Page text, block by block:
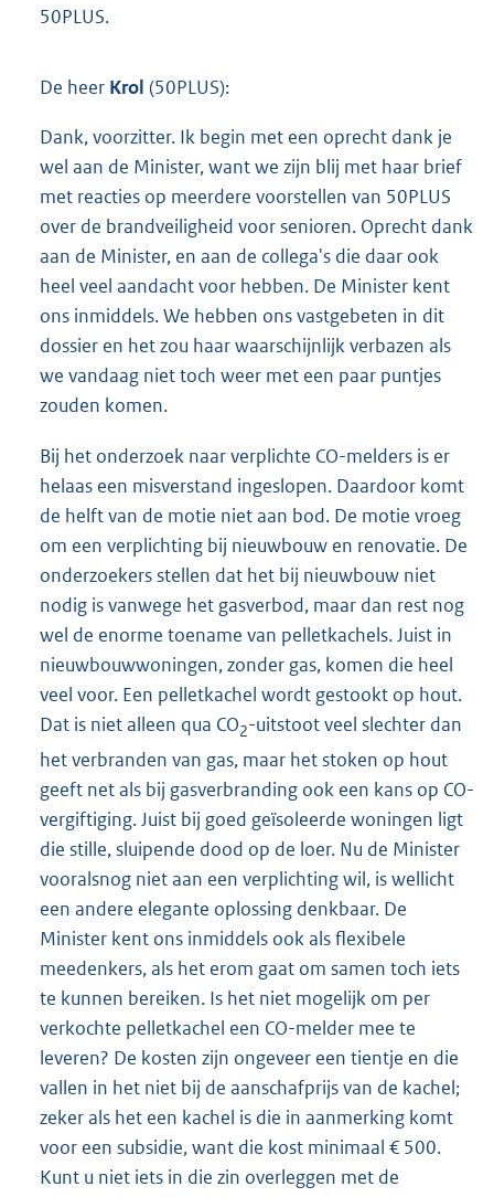
50PLUS.
De heer Krol (50PLUS):
Dank, voorzitter. Ik begin met een oprecht dank je
wel aan de Minister, want we zijn blij met haar brief
met reacties op meerdere voorstellen van 50PLUS
over de brandveiligheid voor senioren. Oprecht dank
aan de Minister, en aan de collega's die daar ook
heel veel aandacht voor hebben. De Minister kent
ons inmiddels. We hebben ons vastgebeten in dit
dossier en het zou haar waarschijnlijk verbazen als
we vandaag niet toch weer met een paar puntjes
zouden komen.
Bij het onderzoek naar verplichte CO-melders is er
helaas een misverstand ingeslopen. Daardoor komt
de helft van de motie niet aan bod. De motie vroeg
om een verplichting bij nieuwbouw en renovatie. De
onderzoekers stellen dat het bij nieuwbouw niet
nodig is vanwege het gasverbod, maar dan rest nog
wel de enorme toename van pelletkachels. Juist in
nieuwbouwwoningen, zonder gas, komen die heel
veel voor. Een pelletkachel wordt gestookt op hout.
Dat is niet alleen qua CO2-uitstoot veel slechter dan
het verbranden van gas, maar het stoken op hout
geeft net als bij gasverbranding ook een kans op CO-
vergiftiging. Juist bij goed geïsoleerde woningen ligt
die stille, sluipende dood op de loer. Nu de Minister
vooralsnog niet aan een verplichting wil, is wellicht
een andere elegante oplossing denkbaar. De
Minister kent ons inmiddels ook als flexibele
meedenkers, als het erom gaat om samen toch iets
te kunnen bereiken. Is het niet mogelijk om per
verkochte pelletkachel een CO-melder mee te
leveren? De kosten zijn ongeveer een tientje en die
vallen in het niet bij de aanschafprijs van de kachel;
zeker als het een kachel is die in aanmerking komt
voor een subsidie, want die kost minimaal € 500.
Kunt u niet iets in die zin overleggen met de